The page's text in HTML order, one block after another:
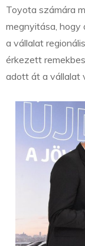
Toyota számára
megnyitása, hogy
a vállalat
érkezett
adott át a vállalat